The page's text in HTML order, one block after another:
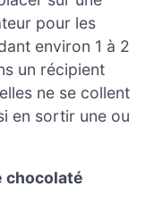
pour les
environ 1 à 2
un récipient
ne se collent
en sortir une ou
chocolaté